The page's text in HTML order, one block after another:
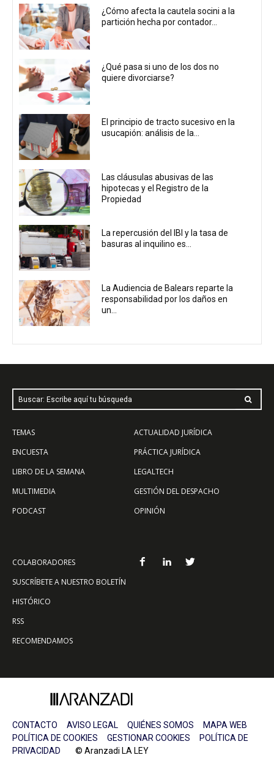
¿Cómo afecta la cautela socini a la
partición hecha por contador...
¿Qué pasa si uno de los dos no
quiere divorciarse?
El principio de tracto sucesivo en la
usucapión: análisis de la...
Las cláusulas abusivas de las
hipotecas y el Registro de la
Propiedad
La repercusión del IBI y la tasa de
basuras al inquilino es...
La Audiencia de Balears reparte la
responsabilidad por los daños en
un...
Buscar: Escribe aquí tu búsqueda
TEMAS
ENCUESTA
LIBRO DE LA SEMANA
MULTIMEDIA
PODCAST
ACTUALIDAD JURÍDICA
PRÁCTICA JURÍDICA
LEGALTECH
GESTIÓN DEL DESPACHO
OPINIÓN
COLABORADORES
SUSCRÍBETE A NUESTRO BOLETÍN
HISTÓRICO
RSS
RECOMENDAMOS
CONTACTO AVISO LEGAL QUIÉNES SOMOS
MAPA WEB
POLÍTICA DE COOKIES
GESTIONAR COOKIES
POLÍTICA DE
PRIVACIDAD © Aranzadi LA LEY